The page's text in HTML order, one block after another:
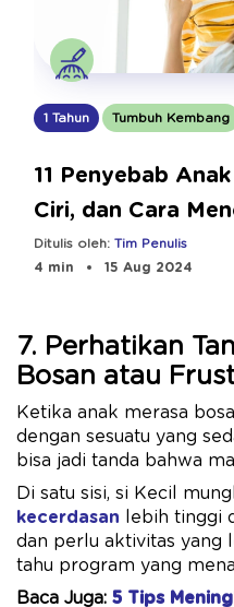
1 Tahun Tumbuh Kembang
11 Penyebab
Ciri, dan Cara
Ditulis oleh: Tim Penulis
4 min
15 Aug 2024
7. Perhatikan
Bosan atau
Ketika anak merasa
dengan sesuatu yang
bisa jadi tanda bahwa
Di satu sisi, si Kecil
kecerdasan lebih tinggi
dan perlu aktivitas yang
tahu program yang
Baca Juga: 5 Tips